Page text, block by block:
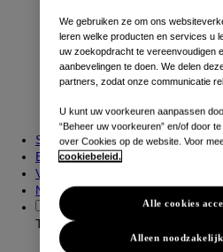
Primastar
Interstar
Stock
Bereken uw overname
Verdeler zoeken
Nissan Intelligent Choice
Taal:Nederlands
We gebruiken ze om ons
leren welke producten en services u
uw zoekopdracht te vereenvoudigen
aanbevelingen te doen. We delen
partners, zodat onze communicatie
U kunt uw voorkeuren aanpassen
“Beheer uw voorkeuren” en/of door
over Cookies op de website. Voor
cookiebeleid.
Alleen
Alle cookies